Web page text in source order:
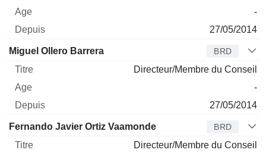
-
27/05/2014
Miguel Ollero Barrera BRD
Directeur/Membre du Conseil
-
27/05/2014
Fernando Javier Ortiz Vaamonde BRD
Directeur/Membre du Conseil